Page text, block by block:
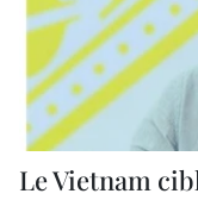
Le Vietnam